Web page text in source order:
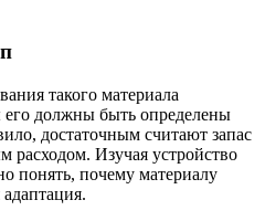
такого материала
его должны быть определены
достаточным считают запас
расходом. Изучая устройство
понять, почему материалу